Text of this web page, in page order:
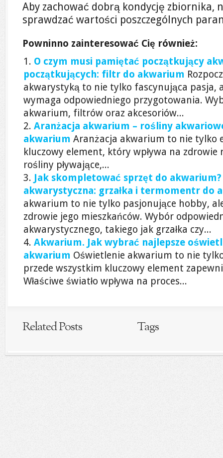
Aby zachować dobrą kondycję zbiornika,
sprawdzać wartości poszczególnych
Powninno zainteresować Cię również:
O czym musi pamiętać początkujący
początkujących: filtr do akwarium
akwarystyką to nie tylko fascynująca pasja,
wymaga odpowiedniego przygotowania.
akwarium, filtrów oraz akcesoriów...
Aranżacja akwarium – rośliny
akwarium Aranżacja akwarium to nie tylko
kluczowy element, który wpływa na zdrowie
rośliny pływające,...
Jak skompletować sprzęt do
akwarystyczna: grzałka i termomentr do
akwarium to nie tylko pasjonujące hobby,
zdrowie jego mieszkańców. Wybór
akwarystycznego, takiego jak grzałka czy...
Akwarium. Jak wybrać najlepsze
akwarium Oświetlenie akwarium to nie
przede wszystkim kluczowy element
Właściwe światło wpływa na proces...
Related Posts Tags